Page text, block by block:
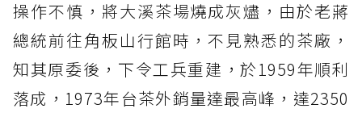
操作不慎，將大溪茶場燒成灰燼，由於老蔣
總統前往角板山行館時，不見熟悉的茶廠，
知其原委後，下令工兵重建，於1959年順利
落成，1973年台茶外銷量達最高峰，達2350